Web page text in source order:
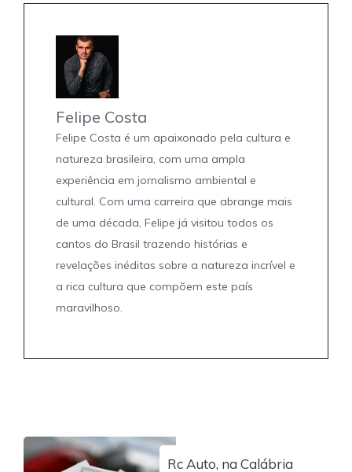
Felipe Costa
Felipe Costa é um apaixonado pela cultura e
natureza brasileira, com uma ampla
experiência em jornalismo ambiental e
cultural. Com uma carreira que abrange mais
de uma década, Felipe já visitou todos os
cantos do Brasil trazendo histórias e
revelações inéditas sobre a natureza incrível e
a rica cultura que compõem este país
maravilhoso.
Rc Auto, na Calábria